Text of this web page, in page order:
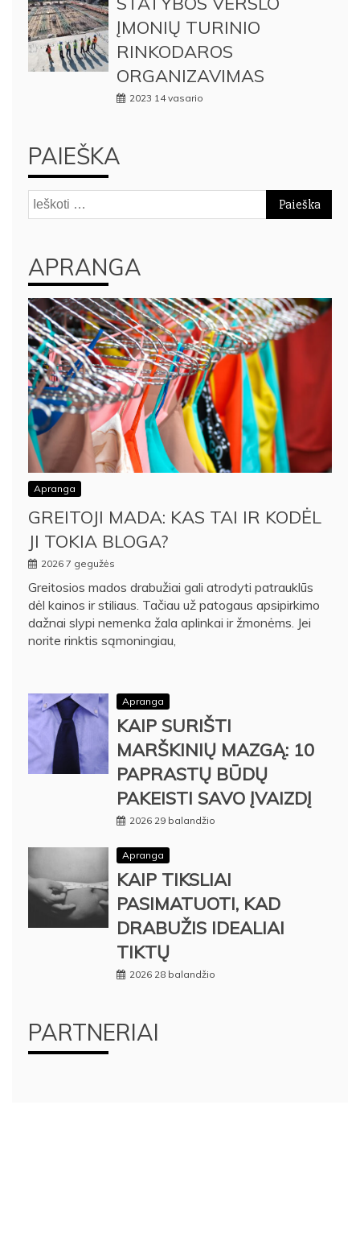
ĮMONIŲ TURINIO
RINKODAROS
ORGANIZAVIMAS
2023 14 vasario
PAIEŠKA
Ieškoti:
APRANGA
Apranga
GREITOJI MADA: KAS TAI IR KODĖL
JI TOKIA BLOGA?
2026 7 gegužės
Greitosios mados drabužiai gali atrodyti patrauklūs
dėl kainos ir stiliaus. Tačiau už patogaus apsipirkimo
dažnai slypi nemenka žala aplinkai ir žmonėms. Jei
norite rinktis sąmoningiau,
Apranga
KAIP SURIŠTI
MARŠKINIŲ MAZGĄ: 10
PAPRASTŲ BŪDŲ
PAKEISTI SAVO ĮVAIZDĮ
2026 29 balandžio
Apranga
KAIP TIKSLIAI
PASIMATUOTI, KAD
DRABUŽIS IDEALIAI
TIKTŲ
2026 28 balandžio
PARTNERIAI